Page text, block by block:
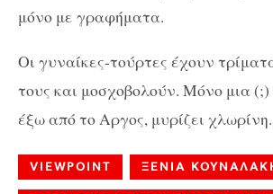
μόνο με γραφήματα.
Οι γυναίκες-τούρτες έχουν
τους και μοσχοβολούν. Μόνο μια
έξω από το Αργος, μυρίζει χλωρίνη.
VIEWPOINT ΞΕΝΙΑ